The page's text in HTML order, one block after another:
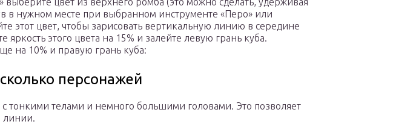
в нужном месте при выбранном инструменте «Перо» или
этот цвет, чтобы зарисовать вертикальную линию в середине
яркость этого цвета на 15% и залейте левую грань куба.
на 10% и правую грань куба:
персонажей
тонкими телами и немного большими головами. Это позволяет
линии.